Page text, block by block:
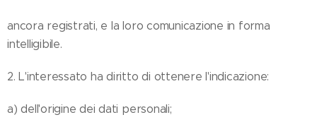
ancora registrati, e la loro comunicazione in forma
intelligibile.
2. L'interessato ha diritto di ottenere l'indicazione:
a) dell'origine dei dati personali;